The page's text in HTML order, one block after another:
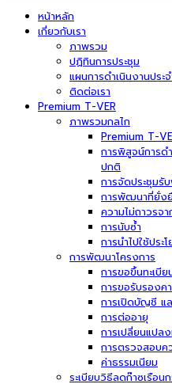
หน้าหลัก
เกี่ยวกับเรา
ภาพรวม
ปฏิทินการประชุม
แผนการดำเนินงานประ
ติดต่อเรา
Premium T-VER
ภาพรวมกลไก
Premium T-
การพิสูจน์การด
ปกติ
การจัดประชุมรั
การพัฒนาที่ยั่งยื
ความไม่ถาวรจ
การนับซ้ำ
การนำไปใช้ประ
การพัฒนาโครงการ
การขอขึ้นทะเบีย
การขอรับรองค
การเปิดบัญชี แ
การต่ออายุ
การเปลี่ยนแปล
การตรวจสอบค
ค่าธรรมเนียม
ระเบียบวิธีลดก๊าซเรือน